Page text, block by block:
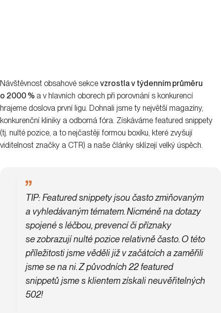
Návštěvnost obsahové sekce vzrostla v týdenním průměru
o 2000 % a v hlavních oborech při porovnání s konkurencí
hrajeme doslova první ligu. Dohnali jsme ty největší magazíny,
konkurenční kliniky a odborná fóra. Získáváme featured snippety
(tj. nulté pozice, a to nejčastěji formou boxíku, které zvyšují
viditelnost značky a CTR) a naše články sklízejí velký úspěch.
TIP: Featured snippety jsou často zmiňovaným
a vyhledávaným tématem. Nicméně na dotazy
spojené s léčbou, prevencí či příznaky
se zobrazují nulté pozice relativně často. O této
příležitosti jsme věděli již v začátcích a zaměřili
jsme se na ni. Z původních 22 featured
snippetů jsme s klientem získali neuvěřitelných
502!